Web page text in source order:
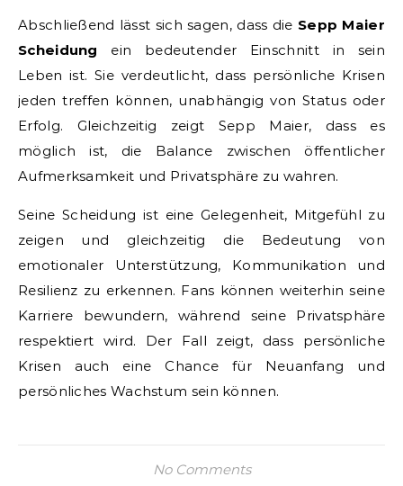
Abschließend lässt sich sagen, dass die Sepp Maier
Scheidung ein bedeutender Einschnitt in sein
Leben ist. Sie verdeutlicht, dass persönliche Krisen
jeden treffen können, unabhängig von Status oder
Erfolg. Gleichzeitig zeigt Sepp Maier, dass es
möglich ist, die Balance zwischen öffentlicher
Aufmerksamkeit und Privatsphäre zu wahren.
Seine Scheidung ist eine Gelegenheit, Mitgefühl zu
zeigen und gleichzeitig die Bedeutung von
emotionaler Unterstützung, Kommunikation und
Resilienz zu erkennen. Fans können weiterhin seine
Karriere bewundern, während seine Privatsphäre
respektiert wird. Der Fall zeigt, dass persönliche
Krisen auch eine Chance für Neuanfang und
persönliches Wachstum sein können.
No Comments